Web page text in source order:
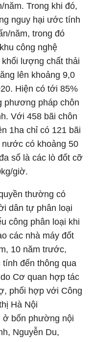
Trong khi đó,
nguy hại ước tính
năm, trong đó
công nghệ
lượng chất thải
lên khoảng 9,0
Hiện có tới 85%
phương pháp chôn
Với 458 bãi chôn
1ha chỉ có 121 bãi
có khoảng 50
số là các lò đốt cỡ
giờ.
thường có
dân tự phân loại
công phân loại khi
các nhà máy đốt
10 năm trước,
đến thông qua
Cơ quan hợp tác
phối hợp với Công
Hà Nội
ở bốn phường nội
Nguyễn Du,